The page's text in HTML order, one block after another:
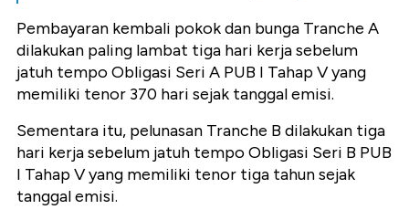
Pembayaran kembali pokok dan bunga Tranche A
dilakukan paling lambat tiga hari kerja sebelum
jatuh tempo Obligasi Seri A PUB I Tahap V yang
memiliki tenor 370 hari sejak tanggal emisi.
Sementara itu, pelunasan Tranche B dilakukan tiga
hari kerja sebelum jatuh tempo Obligasi Seri B PUB
I Tahap V yang memiliki tenor tiga tahun sejak
tanggal emisi.